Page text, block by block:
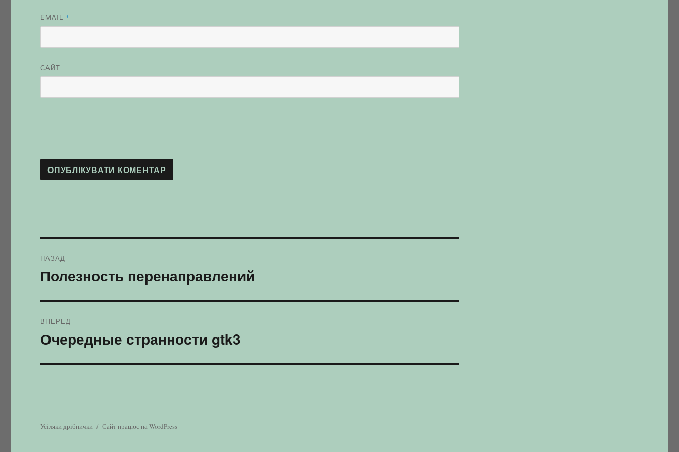
EMAIL *
САЙТ
записів
НАЗАД
Попередній
Полезность перенаправлений
ВПЕРЕД
Наступний
Очередные странности gtk3
Усіляки дрібнички Сайт працює на WordPress